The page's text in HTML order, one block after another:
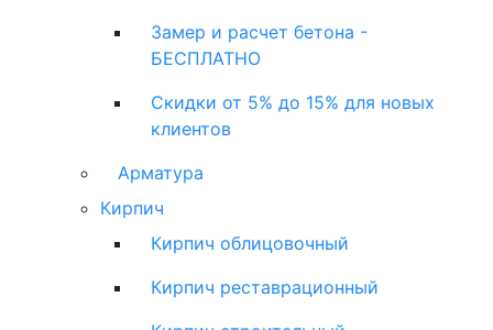
Замер и расчет бетона -
БЕСПЛАТНО
Скидки от 5% до 15% для новых
клиентов
Арматура
Кирпич
Кирпич облицовочный
Кирпич реставрационный